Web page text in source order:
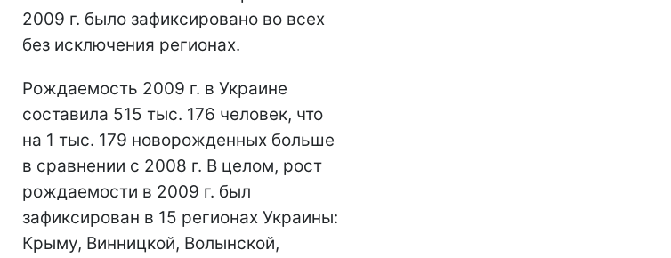
2009 г. было зафиксировано во всех
без исключения регионах.
Рождаемость 2009 г. в Украине
составила 515 тыс. 176 человек, что
на 1 тыс. 179 новорожденных больше
в сравнении с 2008 г. В целом, рост
рождаемости в 2009 г. был
зафиксирован в 15 регионах Украины:
Крыму, Винницкой, Волынской,